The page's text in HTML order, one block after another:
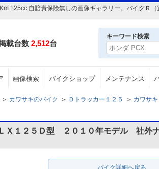
125cc 自賠責保険無しの画像ギャラリー。バイクＲ
載台数 2,512台
キーワード検索
画像検索 バイクショップ メンテナンス
＞ カワサキのバイク ＞ Ｄトラッカー１２５ ＞ カワサ
Ｘ１２５Ｄ型 ２０１０年モデル 社
バイク詳細へ戻る